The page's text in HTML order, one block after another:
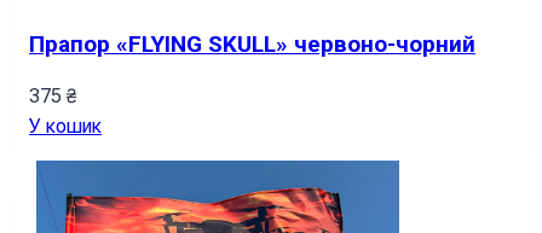
Прапор «FLYING SKULL» червоно-чорний
375 ₴
У кошик